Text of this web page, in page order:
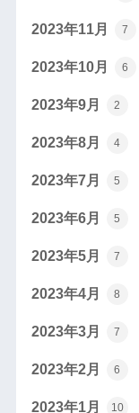
2023年11月 7
2023年10月 6
2023年9月 2
2023年8月 4
2023年7月 5
2023年6月 5
2023年5月 7
2023年4月 8
2023年3月 7
2023年2月 6
2023年1月 10